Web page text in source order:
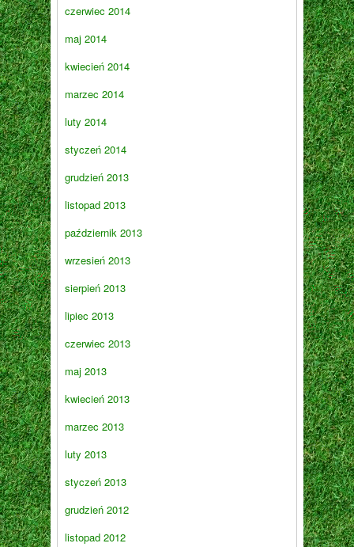
czerwiec 2014
maj 2014
kwiecień 2014
marzec 2014
luty 2014
styczeń 2014
grudzień 2013
listopad 2013
październik 2013
wrzesień 2013
sierpień 2013
lipiec 2013
czerwiec 2013
maj 2013
kwiecień 2013
marzec 2013
luty 2013
styczeń 2013
grudzień 2012
listopad 2012